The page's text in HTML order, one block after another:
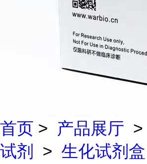
首页 > 产品展厅 >
试剂 > 生化试剂盒